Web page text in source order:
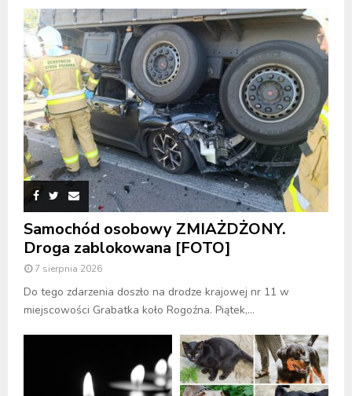
Samochód osobowy ZMIAŻDŻONY.
Droga zablokowana [FOTO]
7 sierpnia 2026
Do tego zdarzenia doszło na drodze krajowej nr 11 w
miejscowości Grabatka koło Rogoźna. Piątek,...